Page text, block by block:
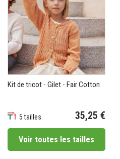
Kit de tricot - Gilet - Fair Cotton
5 tailles 35,25 €
Voir toutes les tailles